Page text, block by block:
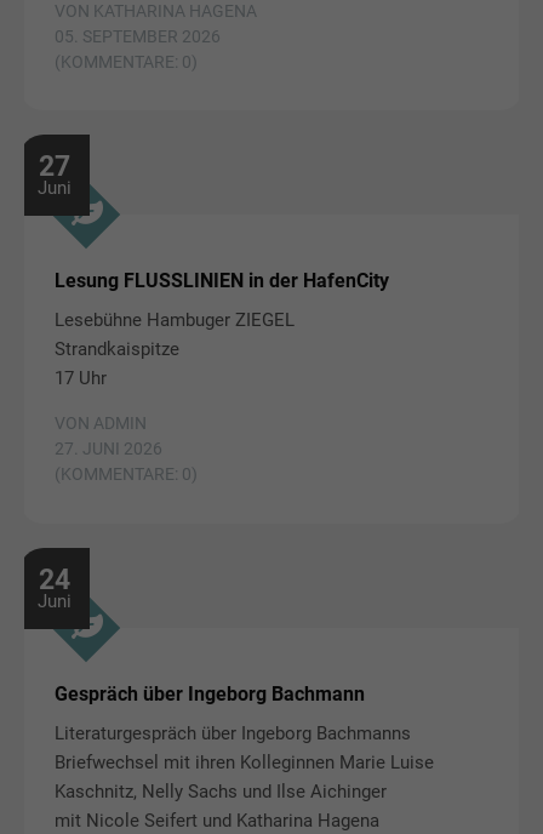
VON KATHARINA HAGENA
05. SEPTEMBER 2026
(KOMMENTARE: 0)
27
Juni
Lesung FLUSSLINIEN in der HafenCity
Lesebühne Hambuger ZIEGEL
Strandkaispitze
17 Uhr
VON ADMIN
27. JUNI 2026
(KOMMENTARE: 0)
24
Juni
Gespräch über Ingeborg Bachmann
Literaturgespräch über Ingeborg Bachmanns
Briefwechsel mit ihren Kolleginnen Marie Luise
Kaschnitz, Nelly Sachs und Ilse Aichinger
mit Nicole Seifert und Katharina Hagena